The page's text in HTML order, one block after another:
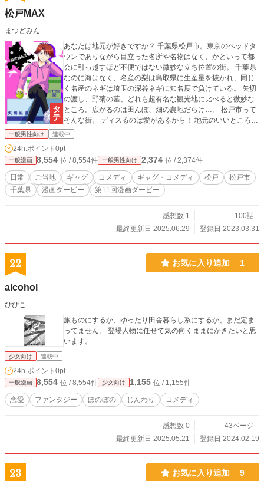
松戸MAX
まつどみん
あなたは地元が好きですか？ 千葉県松戸市。東京のベッドタ
ウンでありながら目立った名所や名物はなく、かといって都
会に引っ越すほど不便ではない微妙な立ち位置の街。 千葉県
なのに海はなく、名産の梨は鳥取県に生産量を抜かれ、同じ
く名産のネギは埼玉の深谷ネギに知名度で負けている。 矢切
の渡し、野菊の墓、どれも超有名な観光地に比べると微妙な
ところ。広がるのは田んぼ、畑の農地だらけ…。 松戸市って
そんな街。 ディスるのは愛があるから！ 地元のいいところ、
悪いところ、全部ひっくるめて地元愛！ 文句を言いつつなん
型ご当地マンガ。
一般男性向け 連載中
24h.ポイント 0pt
一般漫画 8,554 位 / 8,554件 一般男性向け 2,374 位 / 2,374件
日常 ご当地 ギャグ コメディ ギャグ・コメディ 松戸
松戸市
千葉県
漫画ダービー 第11回漫画ダービー
感想数 1
100話
最終更新日 2025.06.29
登録日 2023.03.31
22 お気に入り追加 1
alcohol
ぴぴこ
旅ものにするか、ゆったり田舎暮らし系にするか、まだ定ま
ってません。 登場人物に任せて気の向くままにかきたいと思
います。
少女向け 連載中
24h.ポイント 0pt
一般漫画 8,554 位 / 8,554件 少女向け 1,155 位 / 1,155件
恋愛 ファンタジー ほのぼの じんわり コメディ
感想数 0
43ページ
最終更新日 2025.05.21
登録日 2024.02.19
23 お気に入り追加 9